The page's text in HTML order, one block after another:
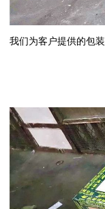
我们为客户提供的包